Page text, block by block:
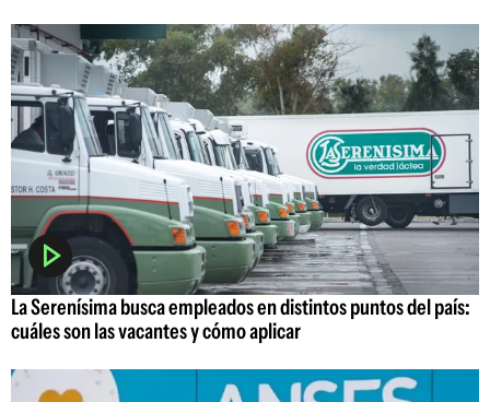
La Serenísima busca empleados en distintos puntos del país:
cuáles son las vacantes y cómo aplicar